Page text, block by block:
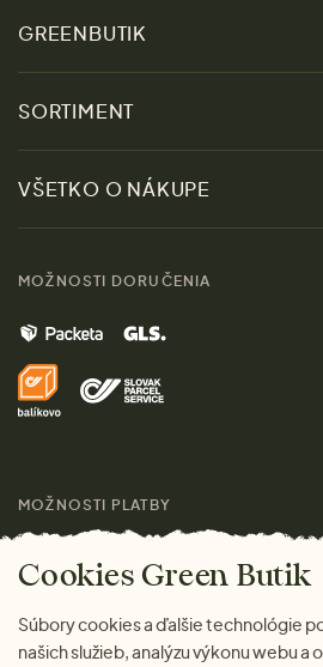
GREENBUTIK
Udržateľnosť
Kontakt
Značky
Pre médiá
SORTIMENT
Zľavy
Ženy
Muži
Domov
Darčeky
VŠETKO O NÁKUPE
Doprava a platba
MOŽNOSTI DORUČENIA
MOŽNOSTI PLATBY
Cookies Green Butik
Súbory cookies a ďalšie technológie
našich služieb, analýzu výkonu webu